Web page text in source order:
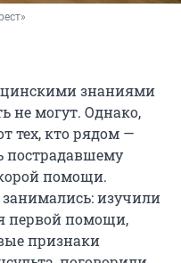
знаниями
не могут. Однако,
тех, кто рядом —
пострадавшему
помощи.
изучили
первой помощи,
признаки